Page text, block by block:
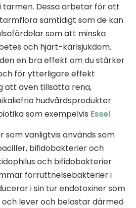
tarmen. Dessa arbetar för att
samtidigt som de kan
som att minska
och hjärt-kärlsjukdom.
en bra effekt om du stärker
för ytterligare effekt
att även tillsätta rena,
hudvårdsprodukter
som exempelvis Esse!
som vanligtvis används som
bifidobakterier och
och bifidobakterier
förruttnelsebakterier i
i sin tur endotoxiner som
lever och belastar därmed